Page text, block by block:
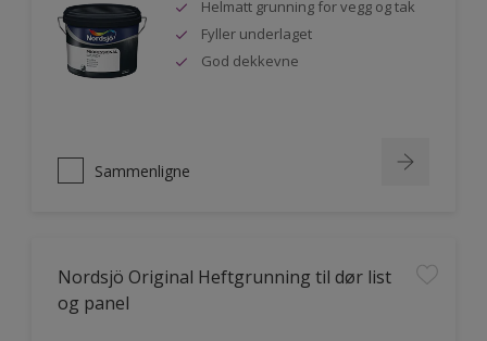
Helmatt grunning for vegg og tak
Fyller underlaget
God dekkevne
Sammenligne
Nordsjö Original Heftgrunning til dør list
og panel